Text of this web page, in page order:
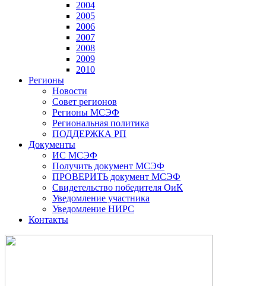
2004
2005
2006
2007
2008
2009
2010
Регионы
Новости
Совет регионов
Регионы МСЭФ
Региональная политика
ПОДДЕРЖКА РП
Документы
ИС МСЭФ
Получить документ МСЭФ
ПРОВЕРИТЬ документ МСЭФ
Свидетельство победителя ОиК
Уведомление участника
Уведомление НИРС
Контакты